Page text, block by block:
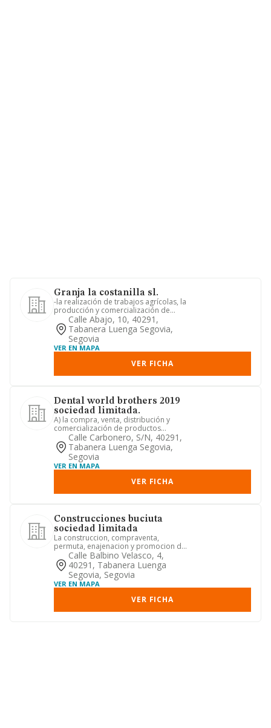
Granja la costanilla sl.
-la realización de trabajos agrícolas, la
producción y comercialización de
productos agrarios, proc...
Calle Abajo, 10, 40291,
Tabanera Luenga Segovia,
Segovia
VER EN MAPA
VER FICHA
Dental world brothers 2019
sociedad limitada.
A) la compra, venta, distribución y
comercialización de productos
sanitarios. b) la compraventa de ...
Calle Carbonero, S/n, 40291,
Tabanera Luenga Segovia,
Segovia
VER EN MAPA
VER FICHA
Construcciones buciuta
sociedad limitada
La construccion, compraventa,
permuta, enajenacion y promocion de
inmuebles para viviendas, apartam...
Calle Balbino Velasco, 4,
40291, Tabanera Luenga
Segovia, Segovia
VER EN MAPA
VER FICHA